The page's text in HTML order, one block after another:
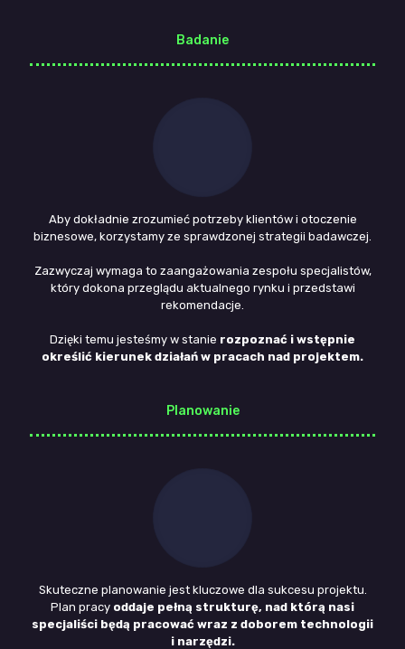
Badanie
Aby dokładnie zrozumieć potrzeby klientów i otoczenie
biznesowe, korzystamy ze sprawdzonej strategii badawczej.
Zazwyczaj wymaga to zaangażowania zespołu specjalistów,
który dokona przeglądu aktualnego rynku i przedstawi
rekomendacje.
Dzięki temu jesteśmy w stanie rozpoznać i wstępnie
określić kierunek działań w pracach nad projektem.
Planowanie
Skuteczne planowanie jest kluczowe dla sukcesu projektu.
Plan pracy oddaje pełną strukturę, nad którą nasi
specjaliści będą pracować wraz z doborem technologii
i narzędzi.